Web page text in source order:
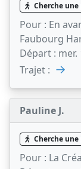
Cherche une
Pour : En
Faubourg
Départ : mer.
Trajet : →
Pauline J.
Cherche une
Pour : La